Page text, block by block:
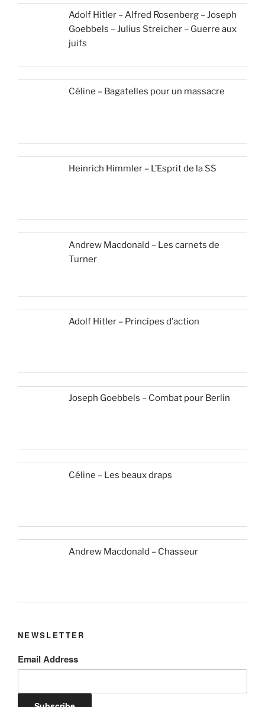
Adolf Hitler – Alfred Rosenberg – Joseph
Goebbels – Julius Streicher – Guerre aux
juifs
Céline – Bagatelles pour un massacre
Heinrich Himmler – L’Esprit de la SS
Andrew Macdonald – Les carnets de
Turner
Adolf Hitler – Principes d’action
Joseph Goebbels – Combat pour Berlin
Céline – Les beaux draps
Andrew Macdonald – Chasseur
NEWSLETTER
Email Address